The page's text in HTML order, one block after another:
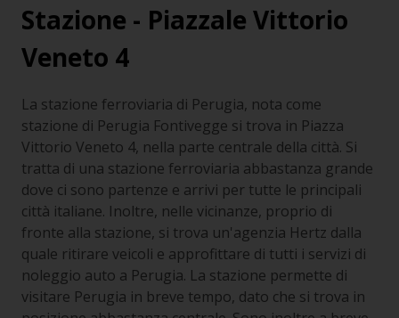
Stazione - Piazzale Vittorio
Veneto 4
La stazione ferroviaria di Perugia, nota come
stazione di Perugia Fontivegge si trova in Piazza
Vittorio Veneto 4, nella parte centrale della città. Si
tratta di una stazione ferroviaria abbastanza grande
dove ci sono partenze e arrivi per tutte le principali
città italiane. Inoltre, nelle vicinanze, proprio di
fronte alla stazione, si trova un'agenzia Hertz dalla
quale ritirare veicoli e approfittare di tutti i servizi di
noleggio auto a Perugia. La stazione permette di
visitare Perugia in breve tempo, dato che si trova in